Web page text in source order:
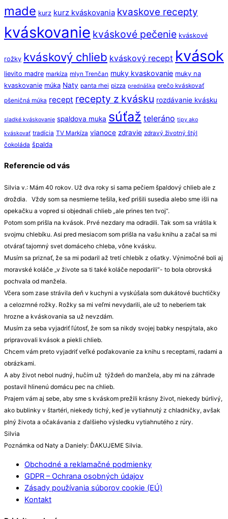
made kurz kurz kváskovania kvaskove recepty
kváskovanie kváskové pečenie kváskové
rožky kváskový chlieb kváskový recept kvások
lievito madre markíza mlyn Trenčan muky kvaskovanie muky na
kvaskovanie múka Naty panta rhei pizza prednáška prečo kváskovať
pšeničná múka recept recepty z kvásku rozdávanie kvásku
sladké kváskovanie spaldova muka súťaž teleráno tipy ako
kváskovať tradícia TV Markíza vianoce zdravie zdravý životný štýl
čokoláda špalda
Referencie od vás
Silvia v.: Mám 40 rokov. Už dva roky si sama pečiem špaldový chlieb ale z
droždia. Vždy som sa nesmierne tešila, keď prišili susedia alebo sme išli na
opekačku a vopred si objednali chlieb „ale prines ten tvoj“.
Potom som prišla na kvások. Prvé nezdary ma odradili. Tak som sa vrátila k
svojmu chlebíku. Asi pred mesiacom som prišla na vašu knihu a začal sa mi
otvárať tajomný svet domáceho chleba, vône kvásku.
Musím sa priznať, že sa mi podaril až tretí chlebík z ošatky. Výnimočné boli aj
moravské koláče „v živote sa ti také koláče nepodarili“- to bola obrovská
pochvala od manžela.
Včera som zase strávila deň v kuchyni a vyskúšala som dukátové buchtičky
a celozrnné rožky. Rožky sa mi veľmi nevydarili, ale už to neberiem tak
hrozne a kváskovania sa už nevzdám.
Musím za seba vyjadriť ľútosť, že som sa nikdy svojej babky nespýtala, ako
pripravovali kvások a piekli chlieb.
Chcem vám preto vyjadriť veľké poďakovanie za knihu s receptami, radami a
obrázkami.
A aby život nebol nudný, hučím už týždeň do manžela, aby mi na záhrade
postavil hlinenú domácu pec na chlieb.
Prajem vám aj sebe, aby sme s kváskom prežili krásny život, niekedy búrlivý,
ako bublinky v štartéri, niekedy tichý, keď je vytiahnutý z chladničky, avšak
plný života a očakávania z ďalšieho výsledku vytiahnutého z rúry.
Silvia
Poznámka od Naty a Daniely: ĎAKUJEME Silvia.
Obchodné a reklamačné podmienky
GDPR – Ochrana osobných údajov
Zásady používania súborov cookie (EÚ)
Kontakt